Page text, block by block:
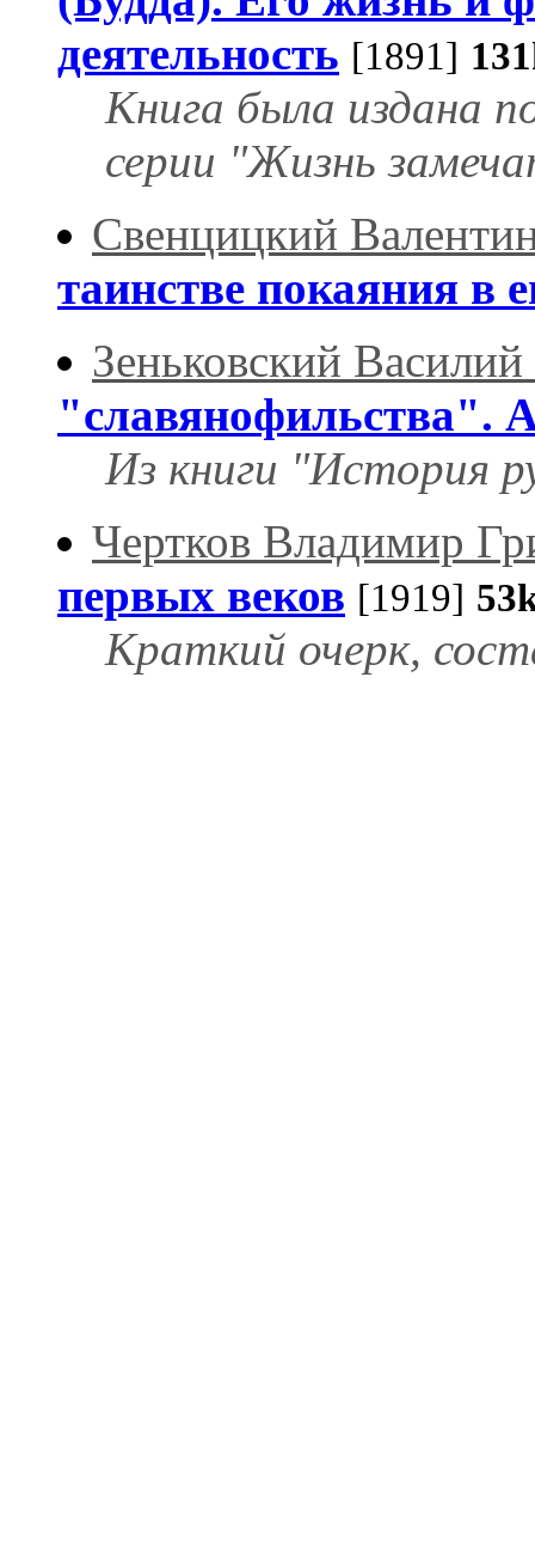
деятельность [1891]
Книга была издана
серии "Жизнь
Свенцицкий
таинстве покаяния в
Зеньковский
"славянофильства".
Из книги "История
Чертков Владимир
первых веков [1919]
Краткий очерк,